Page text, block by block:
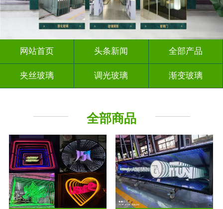
网站首页 头条新闻 全部产品
夹丝玻璃 调光玻璃 渐变玻璃
其它玻璃
全部商品